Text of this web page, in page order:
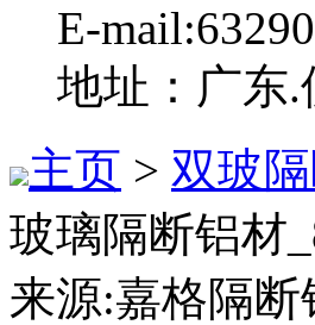
E-
地址：广东
主页 > 双玻
玻璃隔断铝材
来源:嘉格隔断